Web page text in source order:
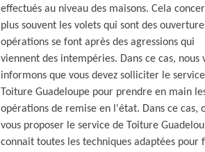
effectués au niveau des maisons. Cela
plus souvent les volets qui sont des
opérations se font après des agressions qui
viennent des intempéries. Dans ce cas, nous
informons que vous devez solliciter le
Toiture Guadeloupe pour prendre en main
opérations de remise en l'état. Dans ce cas,
vous proposer le service de Toiture
connait toutes les techniques adaptées pour